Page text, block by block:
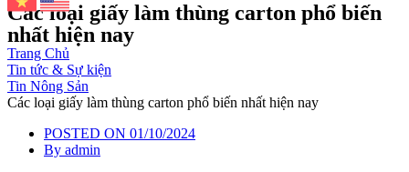
Các loại giấy làm thùng carton phổ biến
nhất hiện nay
Trang Chủ
Tin tức & Sự kiện
Tin Nông Sản
Các loại giấy làm thùng carton phổ biến nhất hiện nay
POSTED ON 01/10/2024
By admin